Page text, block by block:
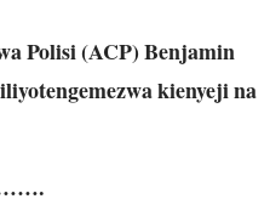
Polisi (ACP) Benjamin
kienyeji na